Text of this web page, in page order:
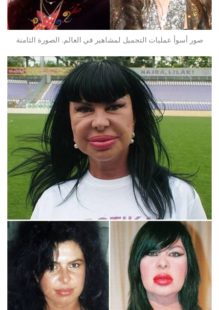
صور أسوأ عمليات التجميل لمشاهير في العالم. الصورة الثامنة